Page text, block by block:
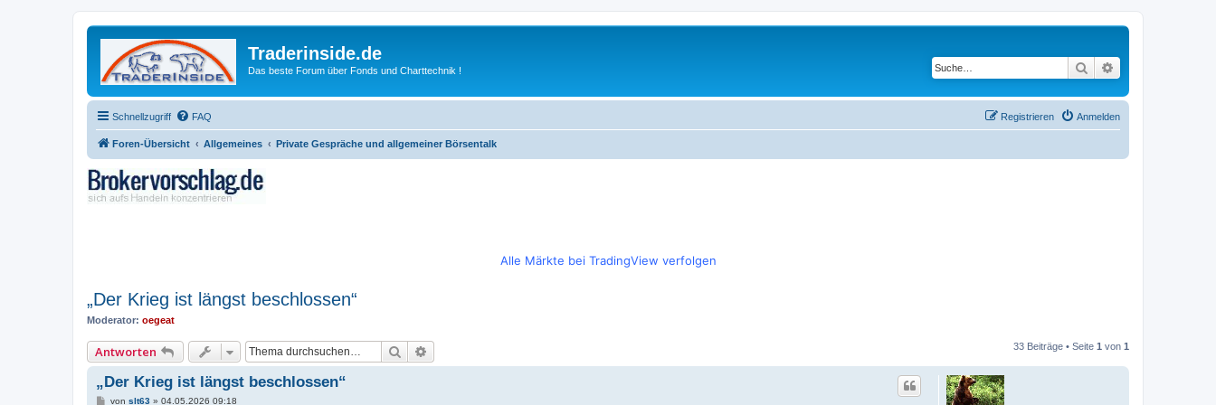
Traderinside.de
Das beste Forum über Fonds und Charttechnik ! Suche
Schnellzugriff FAQ Anmelden
Registrieren
Foren-Übersicht Allgemeines Private Gespräche und allgemeiner Börsentalk
Alle Märkte bei TradingView verfolgen
„Der Krieg ist längst beschlossen“
Moderator: oegeat
Antworten Suche 33 Beiträge • Seite 1 von 1
„Der Krieg ist längst beschlossen“
Bvon slt63» 04.05.2026 09:18